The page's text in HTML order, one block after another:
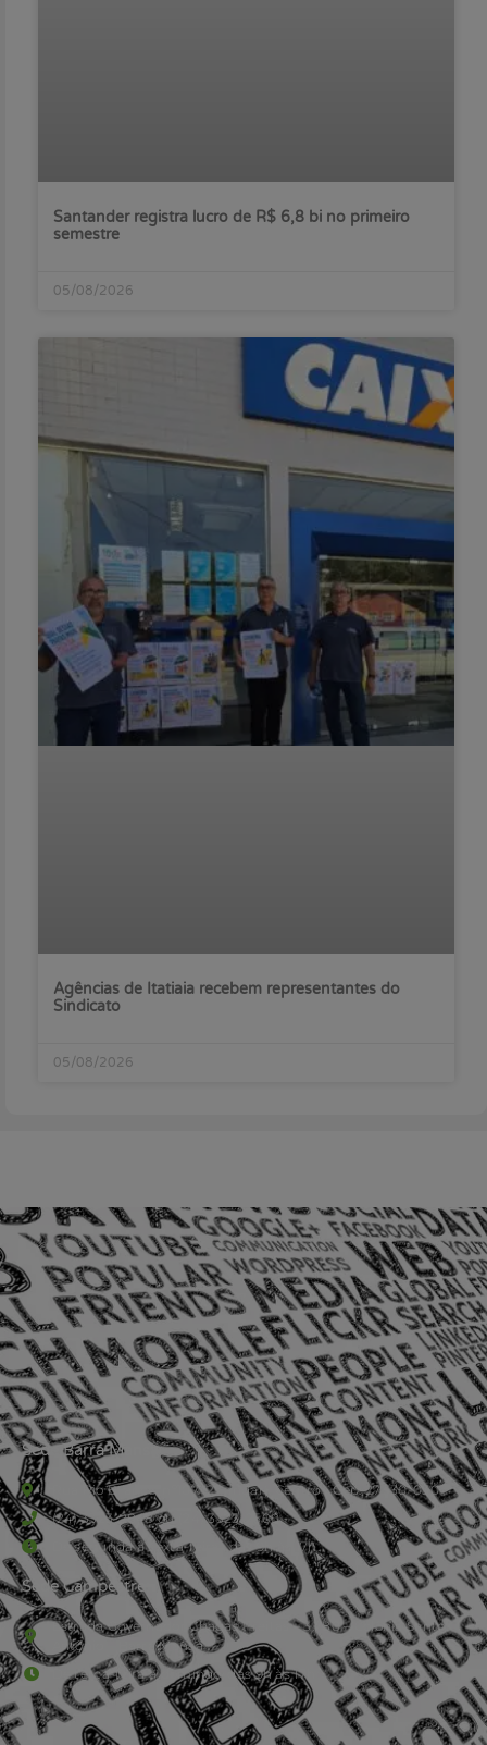
Santander registra lucro de R$ 6,8 bi no primeiro
semestre
05/08/2026
Agências de Itatiaia recebem representantes do
Sindicato
05/08/2026
Sede Barra Mansa
Rua Rio Branco, nº107 (2º andar), Centro - Cep: 27.330-030
(24) 3323-2848 ou (24) 3323-2500
De segunda à sexta-feira , das 9h às 17h.
Sede Campestre:
Estrada Governador Chagas Freitas – 3.780 – Colônia Santo
Antônio – Barra Mansa
De terça-feira a domingo, das 9h às 17h